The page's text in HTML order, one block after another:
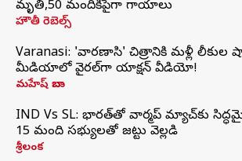
మృతి,50 మందికిపైగా గాయాలు
హౌతీ రెబెల్స్
Varanasi: 'వారణాసి' చిత్రానికి మళ్లీ లీకుల
మీడియాలో వైరల్‌గా యాక్షన్ వీడియో!
మహేష్ బాబు
IND Vs SL: భారత్‌తో వార్మప్‌ మ్యాచ్‌కు
15 మంది సభ్యులతో జట్టు వెల్లడి
శ్రీలంక